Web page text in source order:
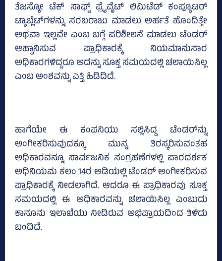
ತೆಜಸ್ಕೋ ಟೆಕ್‌ ಸಾಫ್ಟ್‌ ಪ್ರೈವೈಟ್‌ ಲಿಮಿಟೆಡ್‌ ಕಂಪ್ಯೂಟರ್‌
ಟ್ಯಾಬ್ಲೆಟ್‌ಗಳನ್ನು ಸರಬರಾಜು ಮಾಡಲು ಅರ್ಹತೆ ಹೊಂದಿತ್ತೇ
ಅಥವಾ ಇಲ್ಲವೇ ಎಂಬ ಬಗ್ಗೆ ಪರಿಶೀಲನೆ ಮಾಡಲು ಟೆಂಡರ್‌
ಆಹ್ವಾನಿಸುವ ಪ್ರಾಧಿಕಾರಕ್ಕೆ ನಿಯಮಾನುಸಾರ
ಅಧಿಕಾರಗಳಿದ್ದರೂ ಅದನ್ನು ಸೂಕ್ತ ಸಮಯದಲ್ಲಿ ಚಲಾಯಿಸಿಲ್ಲ
ಎಂಬ ಅಂಶವನ್ನು ಎತ್ತಿ ಹಿಡಿದಿದೆ.
ಹಾಗೆಯೇ ಈ ಕಂಪನಿಯು ಸಲ್ಲಿಸಿದ್ದ ಟೆಂಡರ್‌ನ್ನು
ಅಂಗೀಕರಿಸುವುದಕ್ಕೂ ಮುನ್ನ ತಿರಸ್ಕರಿಸುವಂತಹ
ಅಧಿಕಾರವನ್ನೂ ಸಾರ್ವಜನಿಕ ಸಂಗ್ರಹಣೆಗಳಲ್ಲಿ ಪಾರದರ್ಶಕ
ಅಧಿನಿಯಮ ಕಲಂ 14ರ ಅಡಿಯಲ್ಲಿ ಟೆಂಡರ್‌ ಅಂಗೀಕರಿಸುವ
ಪ್ರಾಧಿಕಾರಕ್ಕೆ ನೀಡಲಾಗಿದೆ. ಆದರೂ ಈ ಪ್ರಾಧಿಕಾರವು ಸೂಕ್ತ
ಸಮಯದಲ್ಲಿ ಈ ಅಧಿಕಾರವನ್ನು ಚಲಾಯಿಸಿಲ್ಲ ಎಂಬುದು
ಕಾನೂನು ಇಲಾಖೆಯು ನೀಡಿರುವ ಅಭಿಪ್ರಾಯದಿಂದ ತಿಳಿದು
ಬಂದಿದೆ.